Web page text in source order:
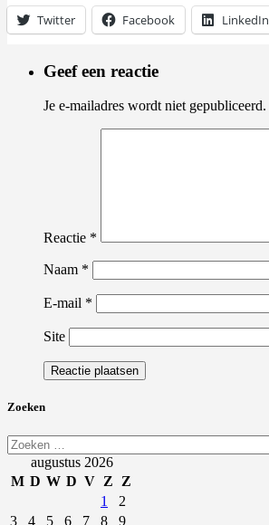
Twitter Facebook LinkedIn
Geef een reactie
Je e-mailadres wordt niet gepubliceerd.
Reactie *
Naam *
E-mail *
Site
Zoeken
Zoeken
naar:augustus 2026
M D W D V Z
Z
1
2
3
4 5 6 7 8 9